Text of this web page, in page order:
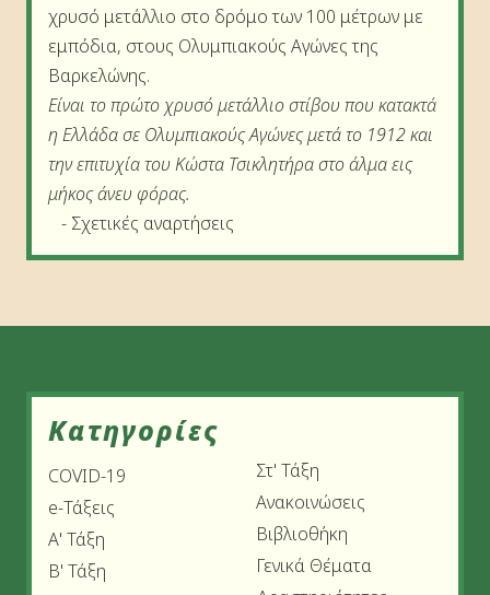
χρυσό μετάλλιο στο δρόμο των 100 μέτρων με
εμπόδια, στους Ολυμπιακούς Αγώνες της
Βαρκελώνης.
Είναι το πρώτο χρυσό μετάλλιο στίβου που κατακτά
η Ελλάδα σε Ολυμπιακούς Αγώνες μετά το 1912 και
την επιτυχία του Κώστα Τσικλητήρα στο άλμα εις
μήκος άνευ φόρας.
- Σχετικές αναρτήσεις
Kατηγορίες
COVID-19
e-Τάξεις
Α' Τάξη
Β' Τάξη
Στ' Τάξη
Ανακοινώσεις
Βιβλιοθήκη
Γενικά Θέματα